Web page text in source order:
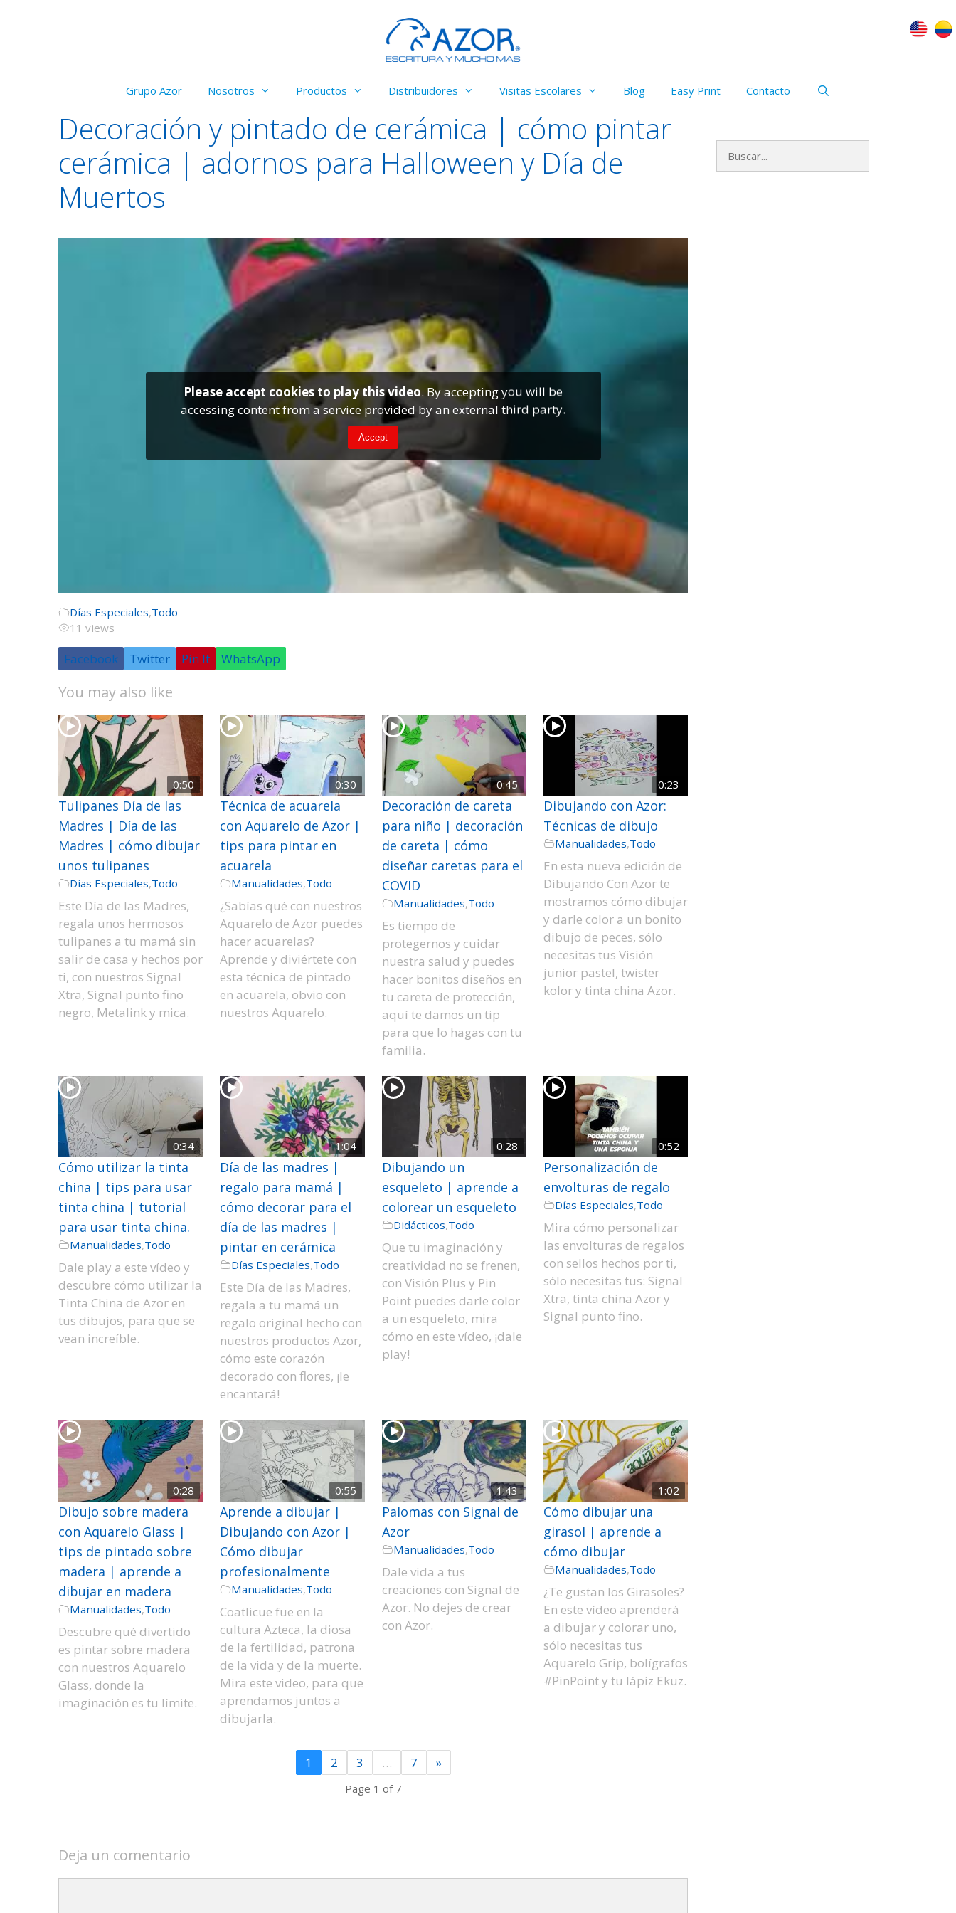
Grupo Azor Nosotros Productos Distribuidores Visitas Escolares Blog Easy Print Contacto
Decoración y pintado de cerámica | cómo pintar
cerámica | adornos para Halloween y Día de
Muertos
Please accept cookies to play this video. By accepting you will be
accessing content from a service provided by an external third party.
Accept
Días Especiales,Todo
11 views
Facebook Twitter Pin It WhatsApp
You may also like
0:50
Tulipanes Día de las
Madres | Día de las
Madres | cómo dibujar
unos tulipanes
Días Especiales,Todo
Este Día de las Madres,
regala unos hermosos
tulipanes a tu mamá sin
salir de casa y hechos por
ti, con nuestros Signal
Xtra, Signal punto fino
negro, Metalink y mica.
0:30
Técnica de acuarela
con Aquarelo de Azor |
tips para pintar en
acuarela
Manualidades,Todo
¿Sabías qué con nuestros
Aquarelo de Azor puedes
hacer acuarelas?
Aprende y diviértete con
esta técnica de pintado
en acuarela, obvio con
nuestros Aquarelo.
0:45
Decoración de careta
para niño | decoración
de careta | cómo
diseñar caretas para el
COVID
Manualidades,Todo
Es tiempo de
protegernos y cuidar
nuestra salud y puedes
hacer bonitos diseños en
tu careta de protección,
aquí te damos un tip
para que lo hagas con tu
familia.
0:23
Dibujando con Azor:
Técnicas de dibujo
Manualidades,Todo
En esta nueva edición de
Dibujando Con Azor te
mostramos cómo dibujar
y darle color a un bonito
dibujo de peces, sólo
necesitas tus Visión
junior pastel, twister
kolor y tinta china Azor.
0:34
Cómo utilizar la tinta
china | tips para usar
tinta china | tutorial
para usar tinta china.
Manualidades,Todo
Dale play a este vídeo y
descubre cómo utilizar la
Tinta China de Azor en
tus dibujos, para que se
vean increíble.
1:04
Día de las madres |
regalo para mamá |
cómo decorar para el
día de las madres |
pintar en cerámica
Días Especiales,Todo
Este Día de las Madres,
regala a tu mamá un
regalo original hecho con
nuestros productos Azor,
cómo este corazón
decorado con flores, ¡le
encantará!
0:28
Dibujando un
esqueleto | aprende a
colorear un esqueleto
Didácticos,Todo
Que tu imaginación y
creatividad no se frenen,
con Visión Plus y Pin
Point puedes darle color
a un esqueleto, mira
cómo en este vídeo, ¡dale
play!
0:52
Personalización de
envolturas de regalo
Días Especiales,Todo
Mira cómo personalizar
las envolturas de regalos
con sellos hechos por ti,
sólo necesitas tus: Signal
Xtra, tinta china Azor y
Signal punto fino.
0:28
Dibujo sobre madera
con Aquarelo Glass |
tips de pintado sobre
madera | aprende a
dibujar en madera
Manualidades,Todo
Descubre qué divertido
es pintar sobre madera
con nuestros Aquarelo
Glass, donde la
imaginación es tu límite.
0:55
Aprende a dibujar |
Dibujando con Azor |
Cómo dibujar
profesionalmente
Manualidades,Todo
Coatlicue fue en la
cultura Azteca, la diosa
de la fertilidad, patrona
de la vida y de la muerte.
Mira este video, para que
aprendamos juntos a
dibujarla.
1:43
Palomas con Signal de
Azor
Manualidades,Todo
Dale vida a tus
creaciones con Signal de
Azor. No dejes de crear
con Azor.
1:02
Cómo dibujar una
girasol | aprende a
cómo dibujar
Manualidades,Todo
¿Te gustan los Girasoles?
En este vídeo aprenderá
a dibujar y colorar uno,
sólo necesitas tus
Aquarelo Grip, bolígrafos
#PinPoint y tu lápíz Ekuz.
1 2 3 … 7 »
Page 1 of 7
Deja un comentario